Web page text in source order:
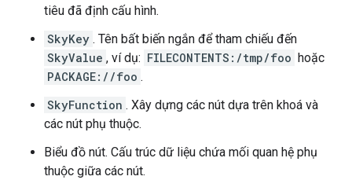
tiêu đã định cấu hình.
SkyKey . Tên bất biến ngắn để tham chiếu đến
SkyValue , ví dụ: FILECONTENTS:/tmp/foo hoặc
PACKAGE://foo .
SkyFunction . Xây dựng các nút dựa trên khoá và
các nút phụ thuộc.
Biểu đồ nút. Cấu trúc dữ liệu chứa mối quan hệ phụ
thuộc giữa các nút.